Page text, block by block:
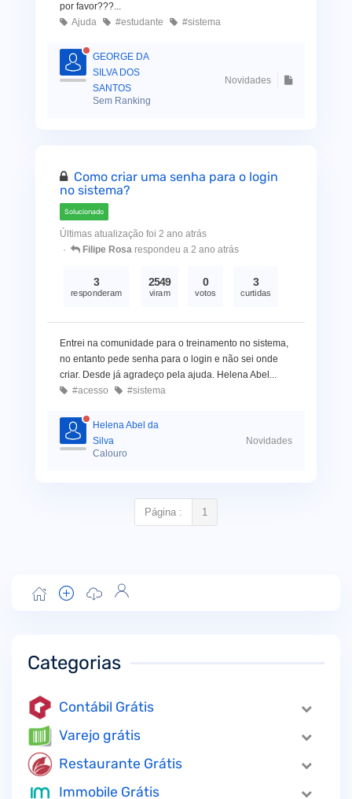
por favor???...
Ajuda
#estudante #sistema
GEORGE DA
SILVA DOS
SANTOS
Sem Ranking
Novidades
Como criar uma senha para o login
no sistema?
Solucionado
Últimas atualização foi 2 ano atrás
Filipe Rosa respondeu a 2 ano atrás
3
responderam
2549
viram
0
votos
3
curtidas
Entrei na comunidade para o treinamento no sistema,
no entanto pede senha para o login e não sei onde
criar. Desde já agradeço pela ajuda. Helena Abel...
#acesso
#sistema
Helena Abel da
Silva
Calouro
Novidades
Página : 1
Categorias
Contábil Grátis
Varejo grátis
Restaurante Grátis
Immobile Grátis